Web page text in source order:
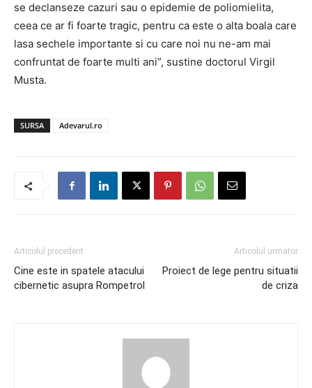
se declanseze cazuri sau o epidemie de poliomielita,
ceea ce ar fi foarte tragic, pentru ca este o alta boala care
lasa sechele importante si cu care noi nu ne-am mai
confruntat de foarte multi ani”, sustine doctorul Virgil
Musta.
SURSA Adevarul.ro
Articolul precedent
Cine este in spatele atacului
cibernetic asupra Rompetrol
Articolul urmator
Proiect de lege pentru situatii
de criza